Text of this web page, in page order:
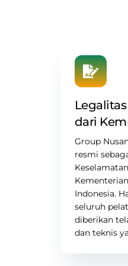
dari
Group
resmi
Kementerian
Indonesia.
seluruh
diberikan
dan teknis